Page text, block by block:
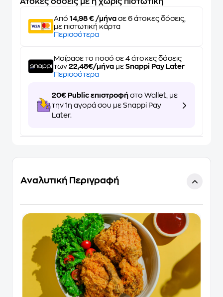
Από 14,98 € /μήνα σε 6 άτοκες δόσεις,
με πιστωτική κάρτα
Περισσότερα
Μοίρασε το ποσό σε 4 άτοκες δόσεις
των 22,48€/μήνα με Snappi Pay Later
Περισσότερα
20€ Public επιστροφή στο Wallet, με
την 1η αγορά σου με Snappi Pay
Later.
Αναλυτική Περιγραφή